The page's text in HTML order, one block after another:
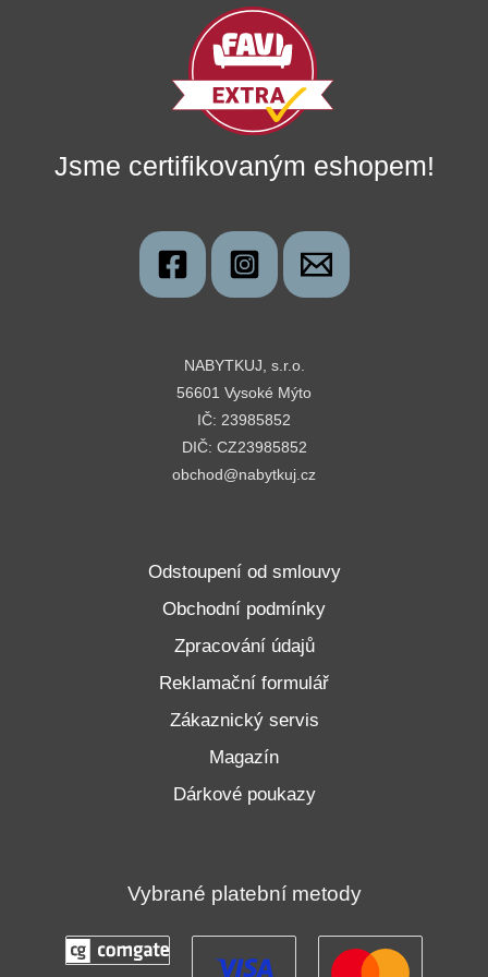
Jsme certifikovaným eshopem!
NABYTKUJ, s.r.o.
56601 Vysoké Mýto
IČ: 23985852
DIČ: CZ23985852
obchod@nabytkuj.cz
Odstoupení od smlouvy
Obchodní podmínky
Zpracování údajů
Reklamační formulář
Zákaznický servis
Magazín
Dárkové poukazy
Vybrané platební metody